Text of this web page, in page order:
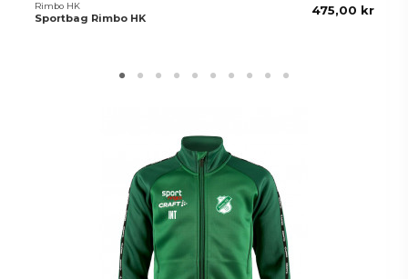
Rimbo HK
Sportbag Rimbo HK
475,00 kr